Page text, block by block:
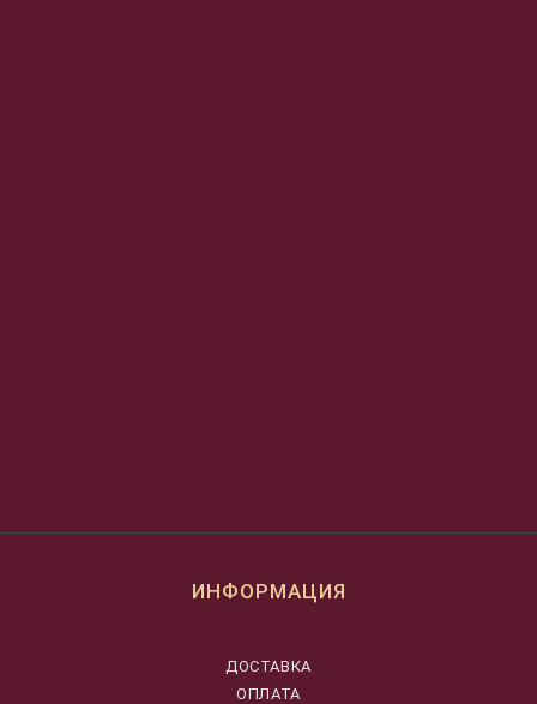
ИНФОРМАЦИЯ
ДОСТАВКА
ОПЛАТА